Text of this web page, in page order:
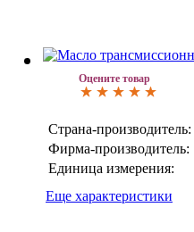
Оцените товар
Страна-производитель:
Фирма-производитель:
Единица измерения:
Еще характеристики